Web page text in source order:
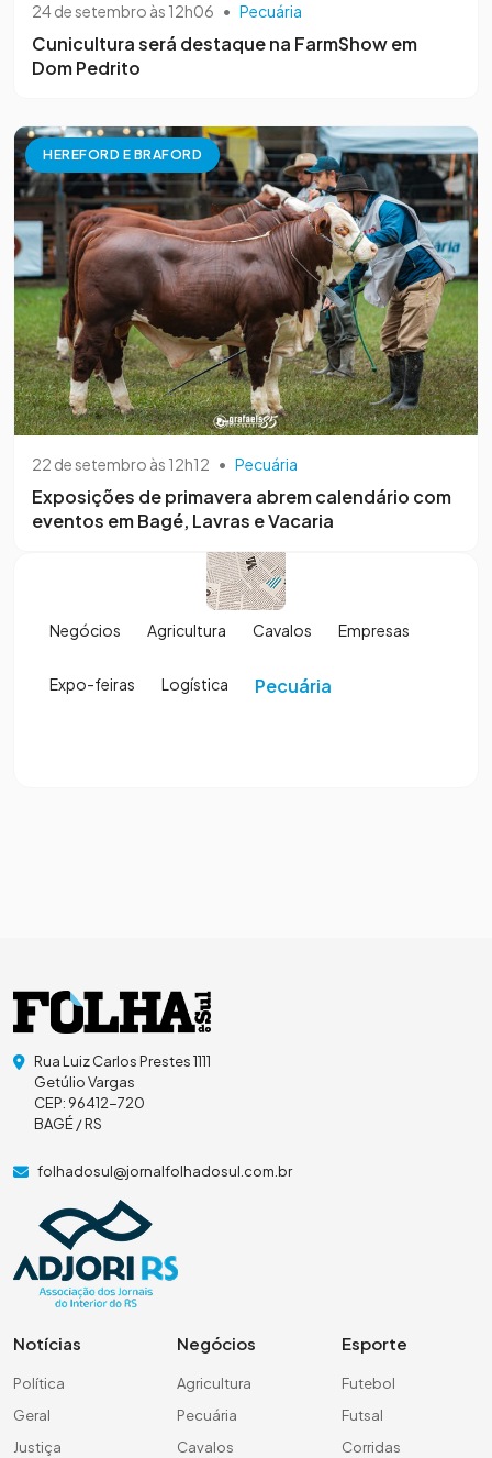
24 de setembro às 12h06 • Pecuária
Cunicultura será destaque na FarmShow em
Dom Pedrito
HEREFORD E BRAFORD
22 de setembro às 12h12 • Pecuária
Exposições de primavera abrem calendário com
eventos em Bagé, Lavras e Vacaria
Negócios Agricultura Cavalos Empresas
Expo-feiras Logística Pecuária
Rua Luiz Carlos Prestes 1111
Getúlio Vargas
CEP: 96412-720
BAGÉ / RS
folhadosul@jornalfolhadosul.com.br
Notícias
Política
Geral
Justiça
Negócios
Agricultura
Pecuária
Cavalos
Esporte
Futebol
Futsal
Corridas